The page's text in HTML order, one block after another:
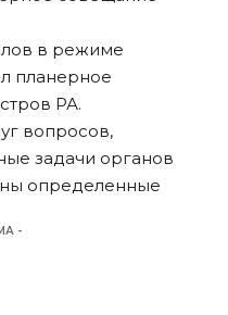
в режиме
планерное
РА.
вопросов,
задачи органов
определенные
-